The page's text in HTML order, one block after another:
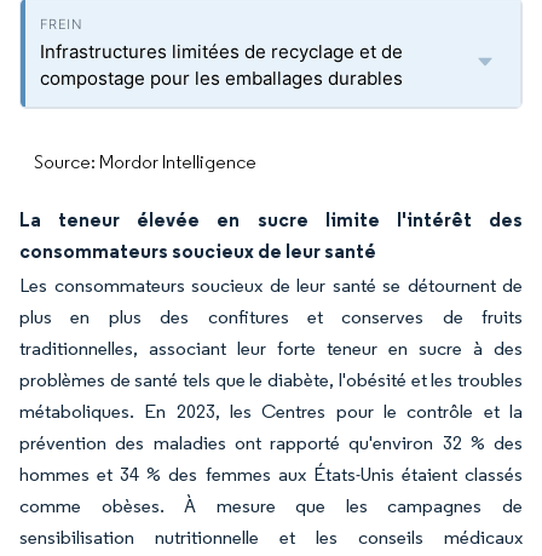
Infrastructures limitées de recyclage et de
compostage pour les emballages durables
Source: Mordor Intelligence
La teneur élevée en sucre limite l'intérêt des
consommateurs soucieux de leur santé
Les consommateurs soucieux de leur santé se détournent de
plus en plus des confitures et conserves de fruits
traditionnelles, associant leur forte teneur en sucre à des
problèmes de santé tels que le diabète, l'obésité et les troubles
métaboliques. En 2023, les Centres pour le contrôle et la
prévention des maladies ont rapporté qu'environ 32 % des
hommes et 34 % des femmes aux États-Unis étaient classés
comme obèses. À mesure que les campagnes de
sensibilisation nutritionnelle et les conseils médicaux